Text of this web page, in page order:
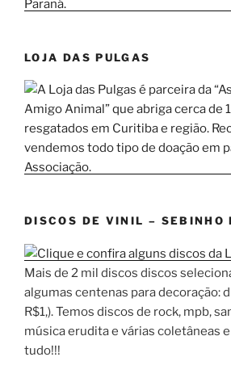
LOJA DAS PULGAS
DISCOS DE VINIL – SEBINHO
Mais de 2 mil discos discos
algumas centenas para decoração:
R$1,). Temos discos de rock, mpb,
música erudita e várias coletâneas
tudo!!!